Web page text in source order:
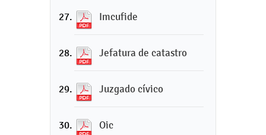
Imcufide
Jefatura de catastro
Juzgado cívico
Oic